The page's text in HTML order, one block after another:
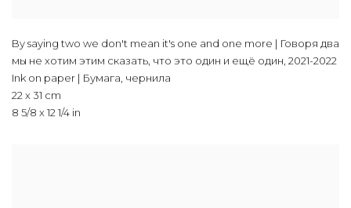
By saying two we don't mean it's one and one more | Говоря два
мы не хотим этим сказать, что это один и ещё один, 2021-2022
Ink on paper | Бумага, чернила
22 x 31 cm
8 5/8 x 12 1/4 in